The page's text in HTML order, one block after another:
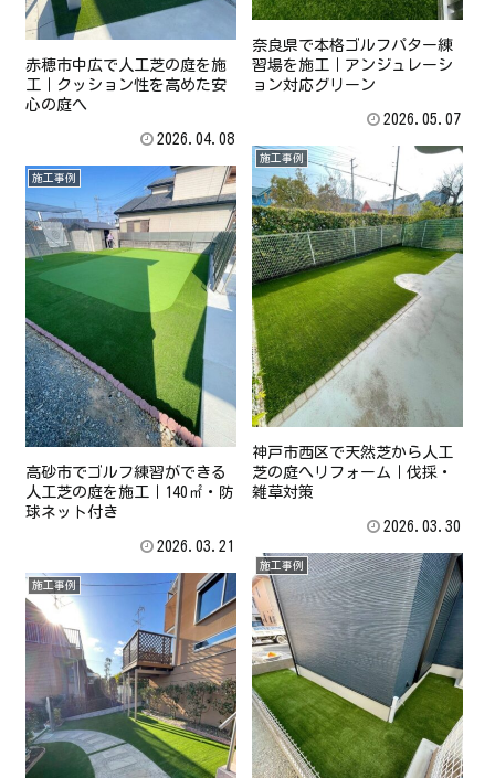
奈良県で本格ゴルフパター練
習場を施工｜アンジュレーシ
ョン対応グリーン
2026.05.07
赤穂市中広で人工芝の庭を施
工｜クッション性を高めた安
心の庭へ
2026.04.08
施工事例
神戸市西区で天然芝から人工
芝の庭へリフォーム｜伐採・
雑草対策
2026.03.30
施工事例
高砂市でゴルフ練習ができる
人工芝の庭を施工｜140㎡・防
球ネット付き
2026.03.21
施工事例
施工事例